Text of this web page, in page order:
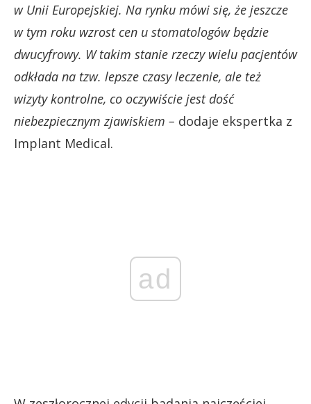
w Unii Europejskiej. Na rynku mówi się, że jeszcze
w tym roku wzrost cen u stomatologów będzie
dwucyfrowy. W takim stanie rzeczy wielu pacjentów
odkłada na tzw. lepsze czasy leczenie, ale też
wizyty kontrolne, co oczywiście jest dość
niebezpiecznym zjawiskiem – dodaje ekspertka z
Implant Medical.
ad